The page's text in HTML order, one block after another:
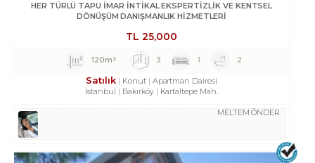
HER TÜRLÜ TAPU İMAR İNTİKAL EKSPERTİZLİK VE KENTSEL
DÖNÜŞÜM DANIŞMANLIK HİZMETLERİ
TL 25,000
120m² 3 1 2
Satılık Konut
Apartman Dairesi
İstanbul
Bakırköy Kartaltepe Mah.
MELTEM ÖNDER